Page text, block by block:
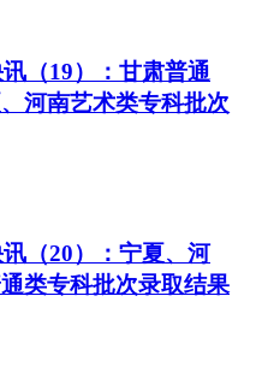
（19）：甘肃普通
河南艺术类专科批次
（20）：宁夏、河
类专科批次录取结果